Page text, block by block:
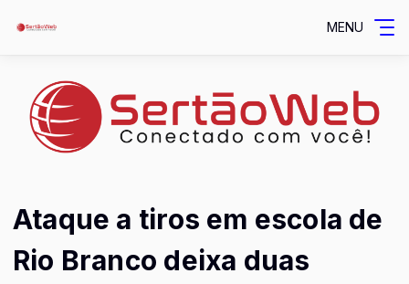
MENU
Ataque a tiros em escola de
Rio Branco deixa duas